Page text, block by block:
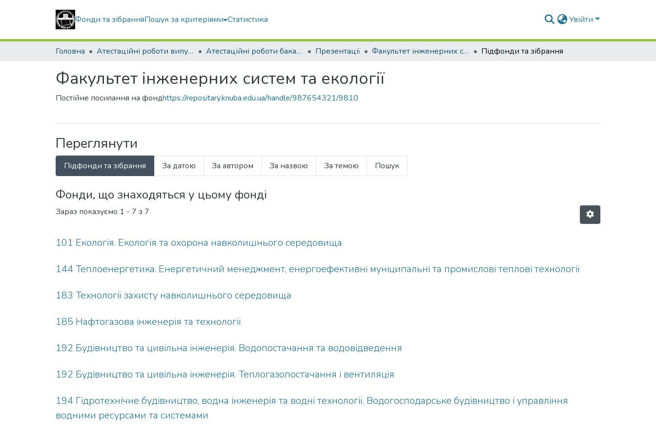
Фонди та зібранняПошук за критеріями Статистика Увійти
Головна Атестаційні роботи випускників Атестаційні роботи бакалаврів Презентації Факультет інженерних систем та екології Підфонди та зібрання
Факультет інженерних систем та екології
Постійне посилання на фондhttps://repositary.knuba.edu.ua/handle/987654321/9810
Переглянути
Підфонди та зібрання За датою За автором За назвою За темою Пошук
Фонди, що знаходяться у цьому фонді
Зараз показуємо 1 - 7 з 7
101 Екологія. Екологія та охорона навколишнього середовища
144 Теплоенергетика. Енергетичний менеджмент, енергоефективні муніципальні та промислові теплові технології
183 Технології захисту навколишнього середовища
185 Нафтогазова інженерія та технології
192 Будівництво та цивільна інженерія. Водопостачання та водовідведення
192 Будівництво та цивільна інженерія. Теплогазопостачання і вентиляція
194 Гідротехнічне будівництво, водна інженерія та водні технології. Водогосподарське будівництво і управління
водними ресурсами та системами